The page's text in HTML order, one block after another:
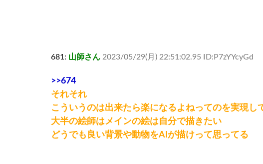
681: 山師さん 2023/05/29(月) 22:51:02.95 ID:P7zYYcyGd
>>674
それそれ
こういうのは出来たら楽になるよねってのを実現し
大半の絵師はメインの絵は自分で描きたい
どうでも良い背景や動物をAIが描けって思ってる